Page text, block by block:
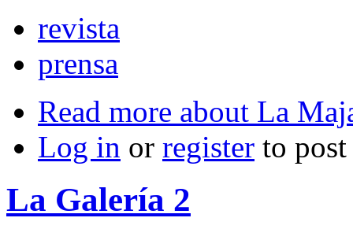
revista
prensa
Read more about La
Log in or register to
La Galería 2